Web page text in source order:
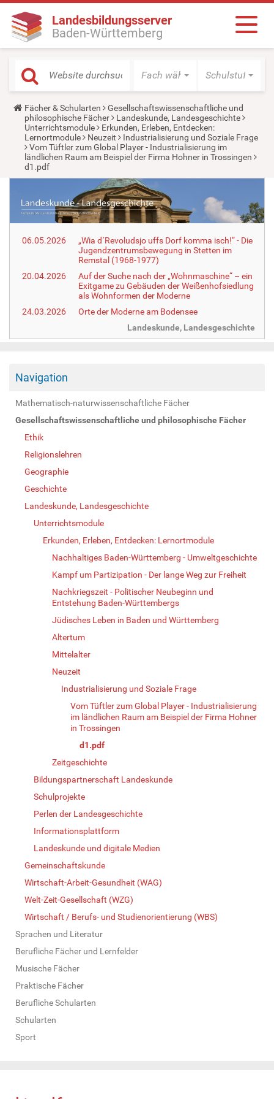
Landesbildungsserver
Baden-Württemberg
Fach wählen Schulstufe
Y
o
u
a
r
e
h
e
:
Fächer & Schularten
Gesellschaftswissenschaftliche und
philosophische Fächer
Landeskunde, Landesgeschichte
Unterrichtsmodule
Erkunden, Erleben, Entdecken:
Lernortmodule
Neuzeit
Industrialisierung und Soziale Frage
Vom Tüftler zum Global Player - Industrialisierung im
ländlichen Raum am Beispiel der Firma Hohner in Trossingen
d1.pdf
06.05.2026
„Wia d´Revoludsjo uffs Dorf komma isch!“ - Die
Jugendzentrumsbewegung in Stetten im
Remstal (1968-1977)
20.04.2026
Auf der Suche nach der „Wohnmaschine“ – ein
Exitgame zu Gebäuden der Weißenhofsiedlung
als Wohnformen der Moderne
24.03.2026
Orte der Moderne am Bodensee
Landeskunde, Landesgeschichte
Navigation
Mathematisch-naturwissenschaftliche Fächer
Gesellschaftswissenschaftliche und philosophische Fächer
Ethik
Religionslehren
Geographie
Geschichte
Landeskunde, Landesgeschichte
Unterrichtsmodule
Erkunden, Erleben, Entdecken: Lernortmodule
Nachhaltiges Baden-Württemberg - Umweltgeschichte
Kampf um Partizipation - Der lange Weg zur Freiheit
Nachkriegszeit - Politischer Neubeginn und
Entstehung Baden-Württembergs
Jüdisches Leben in Baden und Württemberg
Altertum
Mittelalter
Neuzeit
Industrialisierung und Soziale Frage
Vom Tüftler zum Global Player - Industrialisierung
im ländlichen Raum am Beispiel der Firma Hohner
in Trossingen
d1.pdf
Zeitgeschichte
Bildungspartnerschaft Landeskunde
Schulprojekte
Perlen der Landesgeschichte
Informationsplattform
Landeskunde und digitale Medien
Gemeinschaftskunde
Wirtschaft-Arbeit-Gesundheit (WAG)
Welt-Zeit-Gesellschaft (WZG)
Wirtschaft / Berufs- und Studienorientierung (WBS)
Sprachen und Literatur
Berufliche Fächer und Lernfelder
Musische Fächer
Praktische Fächer
Berufliche Schularten
Schularten
Sport